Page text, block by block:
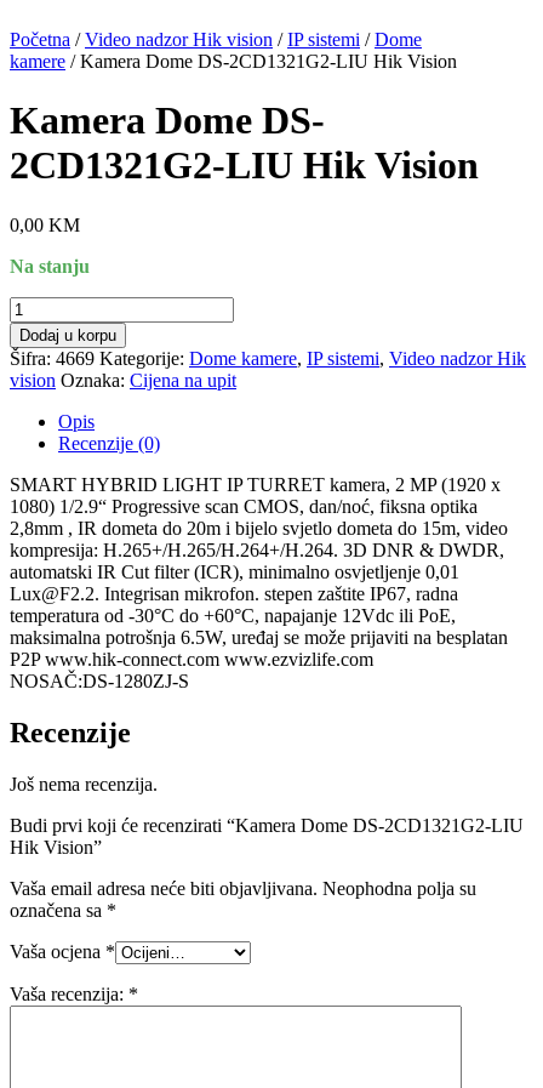
Početna /Video nadzor Hik vision /IP sistemi /Dome
kamere / Kamera Dome DS-2CD1321G2-LIU Hik Vision
Kamera Dome DS-
2CD1321G2-LIU Hik Vision
0,00 KM
Na stanju
Kamera
Dome
DS-
2CD1321G2-
LIU
Vision
količina
Dodaj u korpu
Šifra: 4669 Kategorije: Dome kamere, IP sistemi, Video nadzor Hik
vision Oznaka: Cijena na upit
Opis
Recenzije (0)
SMART HYBRID LIGHT IP TURRET kamera, 2 MP (1920 x
1080) 1/2.9“ Progressive scan CMOS, dan/noć, fiksna optika
2,8mm , IR dometa do 20m i bijelo svjetlo dometa do 15m, video
kompresija: H.265+/H.265/H.264+/H.264. 3D DNR & DWDR,
automatski IR Cut filter (ICR), minimalno osvjetljenje 0,01
Lux@F2.2. Integrisan mikrofon. stepen zaštite IP67, radna
temperatura od -30°C do +60°C, napajanje 12Vdc ili PoE,
maksimalna potrošnja 6.5W, uređaj se može prijaviti na besplatan
P2P www.hik-connect.com www.ezvizlife.com
NOSAČ:DS-1280ZJ-S
Recenzije
Još nema recenzija.
Budi prvi koji će recenzirati “Kamera Dome DS-2CD1321G2-LIU
Hik Vision”
Vaša email adresa neće biti objavljivana. Neophodna polja su
označena sa *
Vaša ocjena *
Vaša recenzija: *